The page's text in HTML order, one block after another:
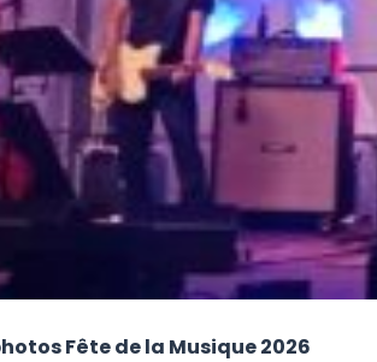
Fête de la Musique 2026